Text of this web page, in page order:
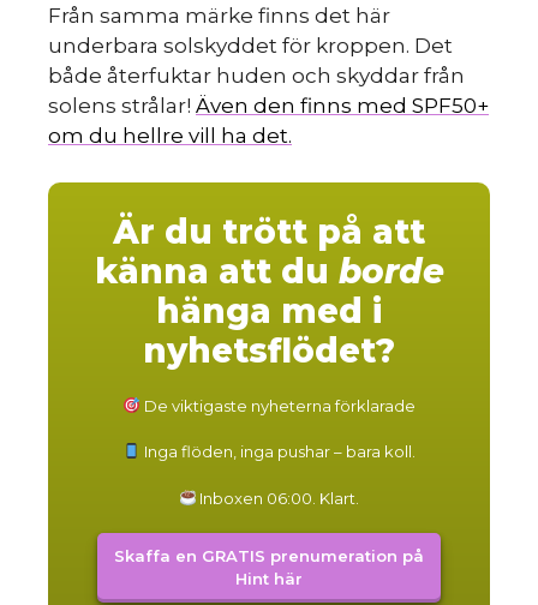
Från samma märke finns det här
underbara solskyddet för kroppen. Det
både återfuktar huden och skyddar från
solens strålar! Även den finns med SPF50+
om du hellre vill ha det.
Är du trött på att
känna att du borde
hänga med i
nyhetsflödet?
De viktigaste nyheterna förklarade
Inga flöden, inga pushar – bara koll.
Inboxen 06:00. Klart.
Skaffa en GRATIS prenumeration på
Hint här